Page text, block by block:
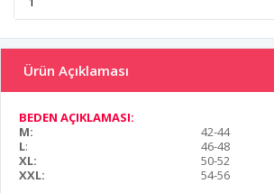
Ürün Açıklaması
BEDEN AÇIKLAMASI:
M:
42-44
L:
46-48
XL:
50-52
XXL:
54-56